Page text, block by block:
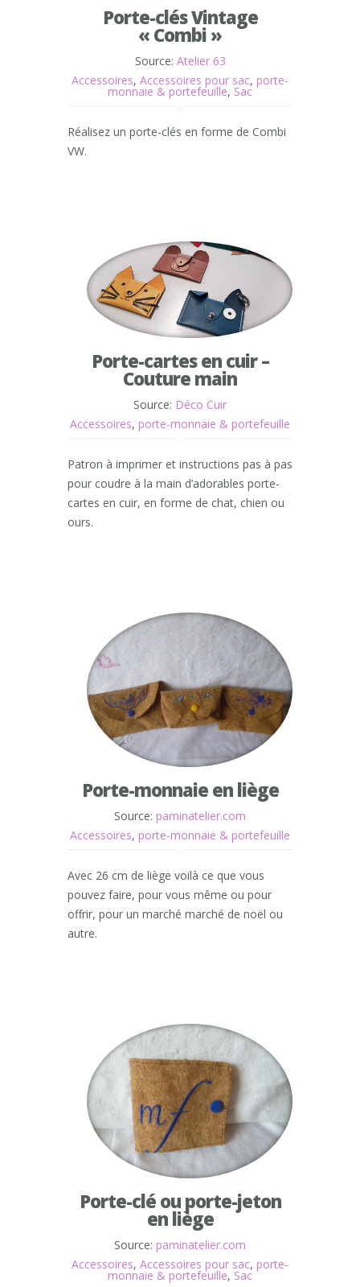
Porte-clés Vintage
« Combi »
Source: Atelier 63
Accessoires, Accessoires pour sac, porte-
monnaie & portefeuille, Sac
Réalisez un porte-clés en forme de Combi
VW.
Porte-cartes en cuir –
Couture main
Source: Déco Cuir
Accessoires, porte-monnaie & portefeuille
Patron à imprimer et instructions pas à pas
pour coudre à la main d’adorables porte-
cartes en cuir, en forme de chat, chien ou
ours.
Porte-monnaie en liège
Source: paminatelier.com
Accessoires, porte-monnaie & portefeuille
Avec 26 cm de liège voilà ce que vous
pouvez faire, pour vous même ou pour
offrir, pour un marché marché de noël ou
autre.
Porte-clé ou porte-jeton
en liège
Source: paminatelier.com
Accessoires, Accessoires pour sac, porte-
monnaie & portefeuille, Sac